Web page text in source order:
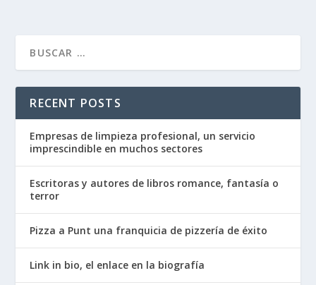
RECENT POSTS
Empresas de limpieza profesional, un servicio
imprescindible en muchos sectores
Escritoras y autores de libros romance, fantasía o
terror
Pizza a Punt una franquicia de pizzería de éxito
Link in bio, el enlace en la biografía